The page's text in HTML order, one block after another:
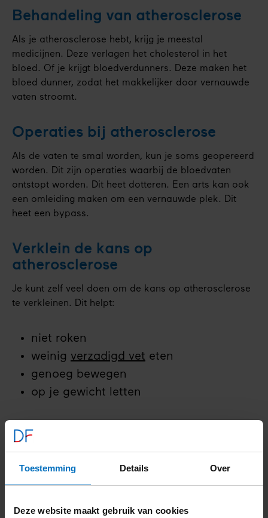
Toestemming Details Over
Deze website maakt gebruik van cookies
Behandeling van atherosclerose
Als je atherosclerose hebt, krijg je meestal
medicijnen. Deze verlagen het cholesterol in het
bloed. Of je krijgt bloedverdunners. Deze maken het
bloed dunner, zodat het makkelijker door vernauwde
vaten stroomt.
Operaties bij atherosclerose
Als de vaten te smal worden, kun je soms geopereerd
worden. Dit zijn operaties waarbij de bloedvaten
ontstopt worden. Dit heet dotteren. Een arts kan ook
een omleiding maken om een vernauwde plek. Dit
heet een bypass.
Verklein de kans op
atherosclerose
Je kunt zelf veel doen om de kans op atherosclerose
te verkleinen. Dit helpt:
niet roken
weinig verzadigd vet eten
genoeg bewegen
op je gewicht letten
Verklein de kans op complicaties